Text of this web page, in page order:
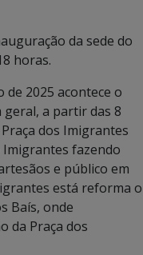
da sede do
horas.
de 2025 acontece o
geral, a partir das 8
dos Imigrantes
Imigrantes fazendo
e público em
está reforma o
Baís, onde
da Praça dos